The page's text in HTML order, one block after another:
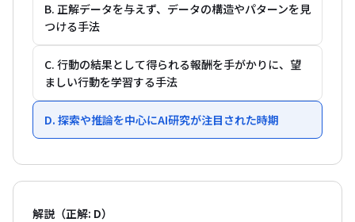
B. 正解データを与えず、データの構造やパターンを見
つける手法
C. 行動の結果として得られる報酬を手がかりに、望
ましい行動を学習する手法
D. 探索や推論を中心にAI研究が注目された時期
解説（正解: D）